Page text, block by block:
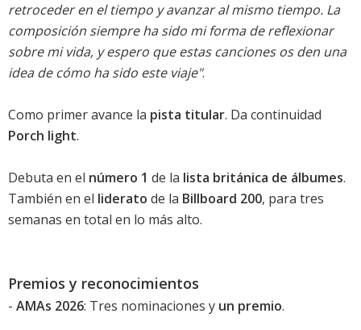
retroceder en el tiempo y avanzar al mismo tiempo. La
composición siempre ha sido mi forma de reflexionar
sobre mi vida, y espero que estas canciones os den una
idea de cómo ha sido este viaje".
Como primer avance la pista titular. Da continuidad
Porch light.
Debuta en el número 1 de la lista británica de álbumes.
También en el liderato de la Billboard 200, para tres
semanas en total en lo más alto.
Premios y reconocimientos
- AMAs 2026: Tres nominaciones y un premio.